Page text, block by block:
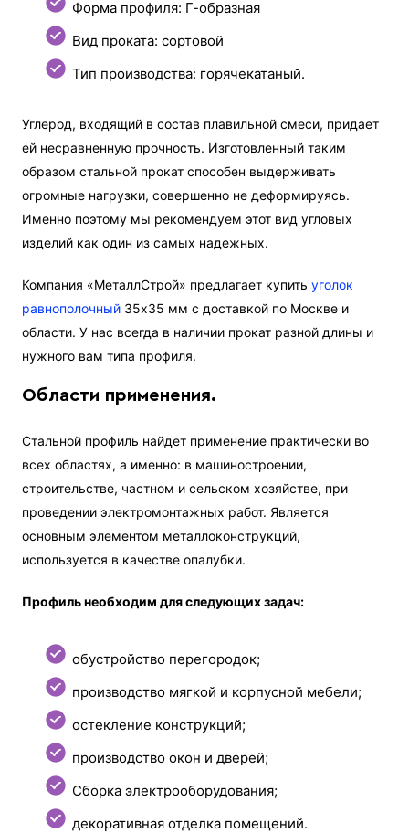
Форма профиля: Г-образная
Вид проката: сортовой
Тип производства: горячекатаный.
Углерод, входящий в состав плавильной смеси, придает
ей несравненную прочность. Изготовленный таким
образом стальной прокат способен выдерживать
огромные нагрузки, совершенно не деформируясь.
Именно поэтому мы рекомендуем этот вид угловых
изделий как один из самых надежных.
Компания «МеталлСтрой» предлагает купитьуголок
равнополочный 35х35 мм с доставкой по Москве и
области. У нас всегда в наличии прокат разной длины и
нужного вам типа профиля.
Области применения.
Стальной профиль найдет применение практически во
всех областях, а именно: в машиностроении,
строительстве, частном и сельском хозяйстве, при
проведении электромонтажных работ. Является
основным элементом металлоконструкций,
используется в качестве опалубки.
Профиль необходим для следующих задач:
обустройство перегородок;
производство мягкой и корпусной мебели;
остекление конструкций;
производство окон и дверей;
Сборка электрооборудования;
декоративная отделка помещений.